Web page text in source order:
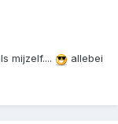
mijzelf....
allebei